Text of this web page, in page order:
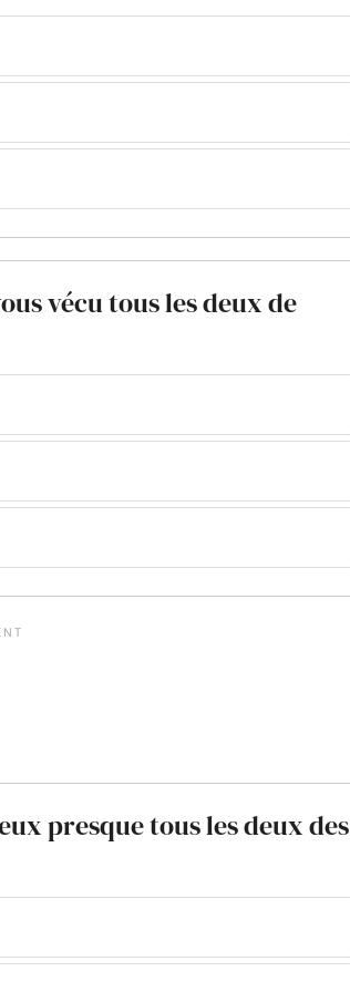
vécu tous les deux de
presque tous les deux des